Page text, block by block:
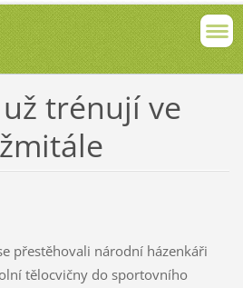
trénují ve
přestěhovali národní házenkáři
tělocvičny do sportovního